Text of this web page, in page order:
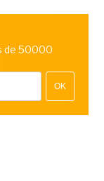
de 50000
OK